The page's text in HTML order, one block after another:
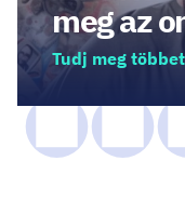
meg az
Tudj meg többet